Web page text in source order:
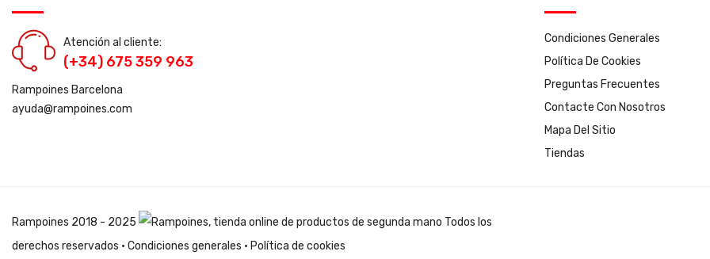
Atención al cliente:
(+34) 675 359 963
Rampoines Barcelona
ayuda@rampoines.com
Condiciones Generales
Política De Cookies
Preguntas Frecuentes
Contacte Con Nosotros
Mapa Del Sitio
Tiendas
Rampoines 2018 - 2025
Todos los
derechos reservados · Condiciones generales · Política de cookies